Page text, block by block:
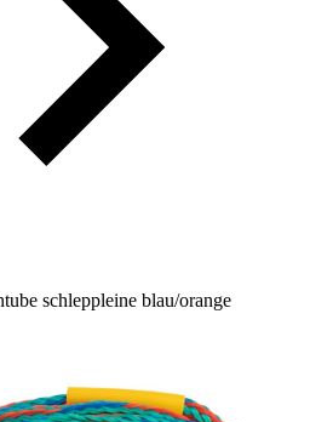
schleppleine blau/orange